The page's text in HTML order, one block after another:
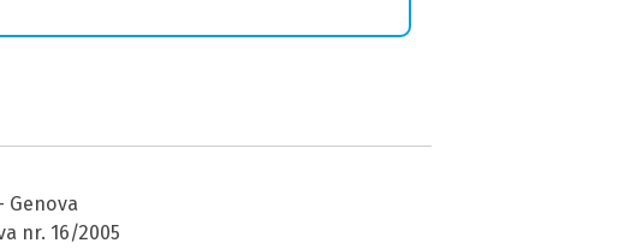
Genova
nr. 16/2005